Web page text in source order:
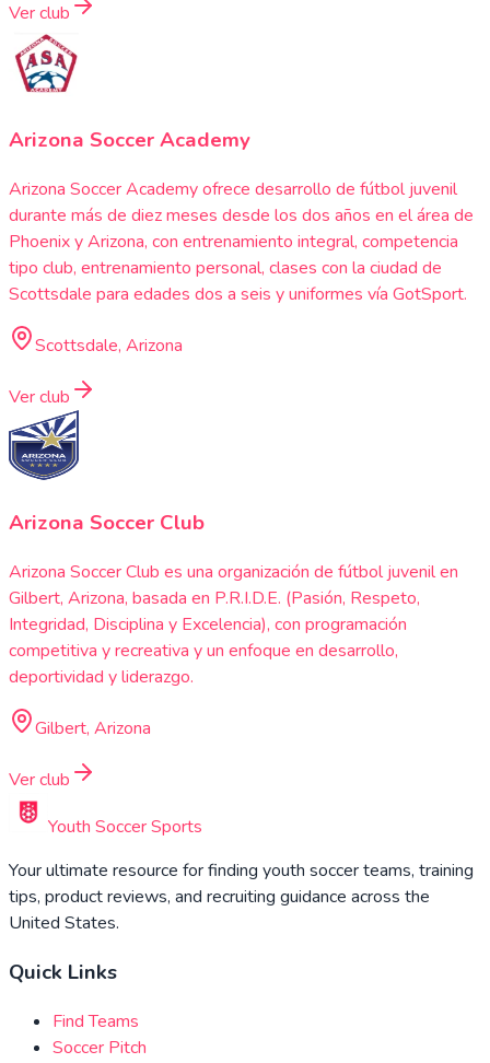
Ver club
Arizona Soccer Academy
Arizona Soccer Academy ofrece desarrollo de fútbol juvenil
durante más de diez meses desde los dos años en el área de
Phoenix y Arizona, con entrenamiento integral, competencia
tipo club, entrenamiento personal, clases con la ciudad de
Scottsdale para edades dos a seis y uniformes vía GotSport.
Scottsdale, Arizona
Ver club
Arizona Soccer Club
Arizona Soccer Club es una organización de fútbol juvenil en
Gilbert, Arizona, basada en P.R.I.D.E. (Pasión, Respeto,
Integridad, Disciplina y Excelencia), con programación
competitiva y recreativa y un enfoque en desarrollo,
deportividad y liderazgo.
Gilbert, Arizona
Ver club
Youth Soccer Sports
Your ultimate resource for finding youth soccer teams, training
tips, product reviews, and recruiting guidance across the
United States.
Quick Links
Find Teams
Soccer Pitch